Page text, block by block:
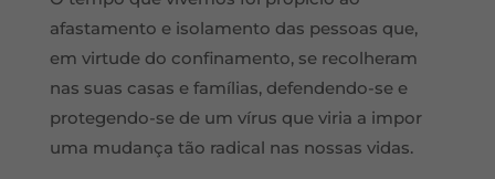
afastamento e isolamento das pessoas que,
em virtude do confinamento, se recolheram
nas suas casas e famílias, defendendo-se e
protegendo-se de um vírus que viria a impor
uma mudança tão radical nas nossas vidas.